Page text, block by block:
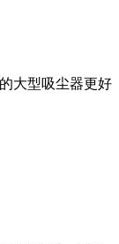
大型吸尘器更好